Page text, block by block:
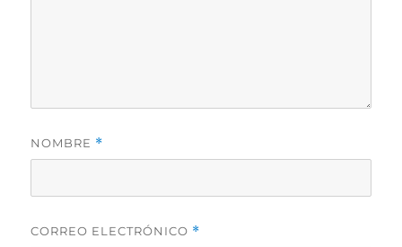
NOMBRE *
CORREO ELECTRÓNICO *